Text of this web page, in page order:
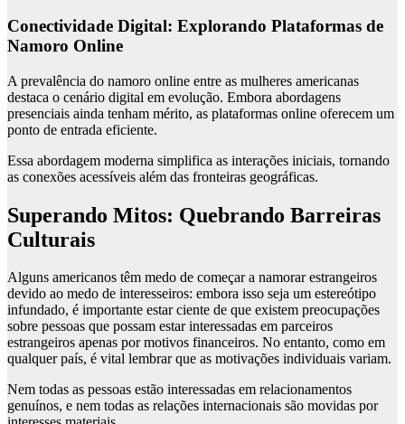
Conectividade Digital: Explorando Plataformas de
Namoro Online
A prevalência do namoro online entre as mulheres americanas
destaca o cenário digital em evolução. Embora abordagens
presenciais ainda tenham mérito, as plataformas online oferecem um
ponto de entrada eficiente.
Essa abordagem moderna simplifica as interações iniciais, tornando
as conexões acessíveis além das fronteiras geográficas.
Superando Mitos: Quebrando Barreiras
Culturais
Alguns americanos têm medo de começar a namorar estrangeiros
devido ao medo de interesseiros: embora isso seja um estereótipo
infundado, é importante estar ciente de que existem preocupações
sobre pessoas que possam estar interessadas em parceiros
estrangeiros apenas por motivos financeiros. No entanto, como em
qualquer país, é vital lembrar que as motivações individuais variam.
Nem todas as pessoas estão interessadas em relacionamentos
genuínos, e nem todas as relações internacionais são movidas por